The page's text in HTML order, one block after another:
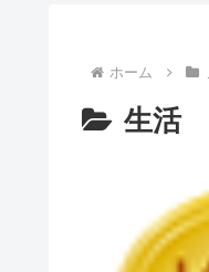
ホーム
生活